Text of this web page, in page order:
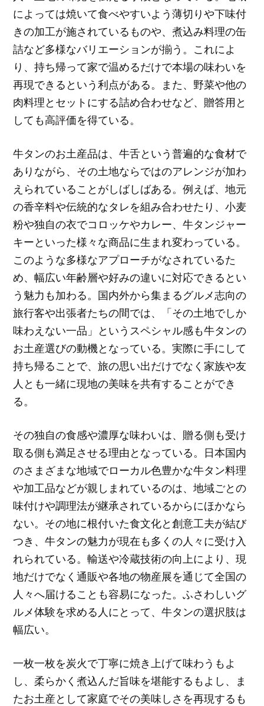
によっては焼いて食べやすいよう薄切りや下味付
きの加工が施されているものや、煮込み料理の缶
詰など多様なバリエーションが揃う。これによ
り、持ち帰って家で温めるだけで本場の味わいを
再現できるという利点がある。また、野菜や他の
肉料理とセットにする詰め合わせなど、贈答用と
しても高評価を得ている。
牛タンのお土産品は、牛舌という普遍的な食材で
ありながら、その土地ならではのアレンジが加わ
えられていることがしばしばある。例えば、地元
の香辛料や伝統的なタレを組み合わせたり、小麦
粉や独自の衣でコロッケやカレー、牛タンジャー
キーといった様々な商品に生まれ変わっている。
このような多様なアプローチがなされているた
め、幅広い年齢層や好みの違いに対応できるとい
う魅力も加わる。国内外から集まるグルメ志向の
旅行客や出張者たちの間では、「その土地でしか
味わえない一品」というスペシャル感も牛タンの
お土産選びの動機となっている。実際に手にして
持ち帰ることで、旅の思い出だけでなく家族や友
人とも一緒に現地の美味を共有することができ
る。
その独自の食感や濃厚な味わいは、贈る側も受け
取る側も満足させる理由となっている。日本国内
のさまざまな地域でローカル色豊かな牛タン料理
や加工品などが親しまれているのは、地域ごとの
味付けや調理法が継承されているからにほかなら
ない。その地に根付いた食文化と創意工夫が結び
つき、牛タンの魅力が現在も多くの人々に受け入
れられている。輸送や冷蔵技術の向上により、現
地だけでなく通販や各地の物産展を通じて全国の
人々へ届けることも容易になった。ふさわしいグ
ルメ体験を求める人にとって、牛タンの選択肢は
幅広い。
一枚一枚を炭火で丁寧に焼き上げて味わうもよ
し、柔らかく煮込んだ旨味を堪能するもよし、ま
たお土産として家庭でその美味しさを再現するも